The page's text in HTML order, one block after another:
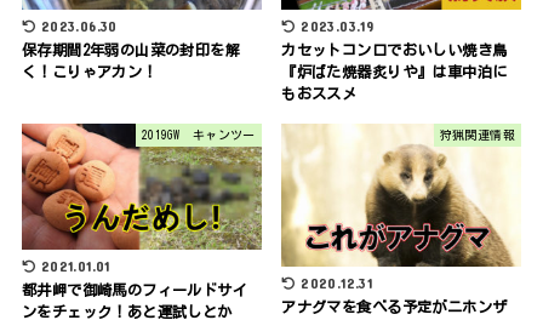
2023.06.30
保存期間2年弱の山菜の封印を解
く！こりゃアカン！
2023.03.19
カセットコンロでおいしい焼き鳥
『炉ばた焼器炙りや』は車中泊に
もおススメ
2019GW キャンツー
2021.01.01
都井岬で御崎馬のフィールドサイ
ンをチェック！あと運試しとか
狩猟関連情報
2020.12.31
アナグマを食べる予定がニホンザ